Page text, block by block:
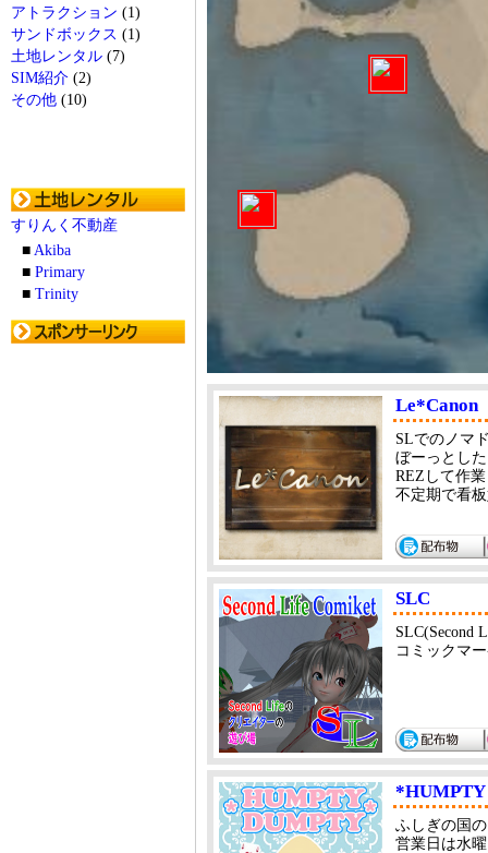
アトラクション (1)
サンドボックス (1)
土地レンタル (7)
SIM紹介 (2)
その他 (10)
すりんく不動産
■ Akiba
■ Primary
■ Trinity
Le*Canon
SLでのノマ
ぼーっとし
REZして作
不定期で看
SLC
SLC(Second
コミックマ
ふしぎの国
営業日は水